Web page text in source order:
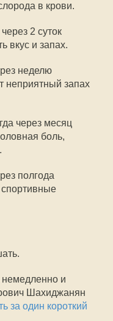
в крови.
2 суток
вкус и запах.
неделю
неприятный запах
через месяц
боль,
полгода
немедленно и
Шахиджанян
за один короткий